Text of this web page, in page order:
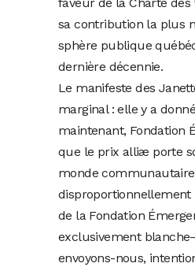
sa contribution la plus
sphère publique
dernière décennie.
Le manifeste des
marginal : elle y a
maintenant, Fondation
que le prix alliæ porte
monde communautaire
disproportionnellement
de la Fondation
exclusivement
envoyons-nous,